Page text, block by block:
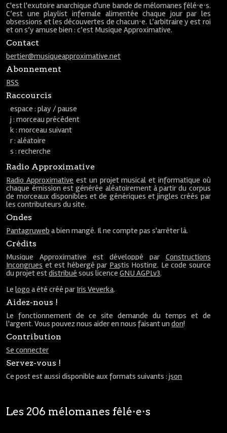
C'est l'exutoire anarchique d'une bande de mélomanes fêlé⋅e⋅s.
C’est une playlist infernale alimentée chaque jour par les
obsessions et les découvertes de chacun⋅e. L’arbitraire y est roi
et on s’y amuse bien : c’est Musique Approximative.
Contact
bertier@musiqueapproximative.net
Abonnement
RSS
Raccourcis
espace : play / pause
j : morceau précédent
k : morceau suivant
r : aléatoire
s : recherche
Radio Approximative
Radio Approximative est un projet musical et informatique où
chaque émission est générée aléatoirement à partir du corpus
de morceaux disponibles et de génériques et jingles créés par
les contributeurs du site.
Ondes
Pantagruweb a bien mangé. Il ne compte pas s'arrêter là.
Crédits
Musique Approximative est développé par Constructions
Incongrues et est hébergé par Pastis Hosting. Le code source
du projet estdistribué sous licenceGNU AGPLv3.
Lelogo a été créé par Iris Veverka.
Aidez-nous !
Le fonctionnement de ce site demande du temps et de
l'argent. Vous pouvez nous aider en nous faisant undon!
Contribution
Se connecter
Servez-vous !
Ce post est aussi disponible aux formats suivants :json
Les 206 mélomanes fêlé⋅e⋅s